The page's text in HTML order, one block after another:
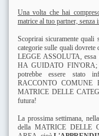
Una volta che hai
matrice al tuo partner,
Scoprirai sicuramente quali
categorie sulle quali
LEGGE ASSOLUTA,
HA GUIDATO FIN'ORA;
potrebbe essere stato
RACCONTO
MATRICE DELLE
futura!
La prossima settimana,
della MATRICE DELLE